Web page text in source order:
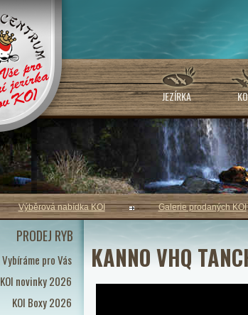
JEZÍRKA
PRODEJ RYB
Vybíráme pro Vás
KOI novinky 2026
KOI Boxy 2026
Výběrová nabídka KOI Galerie prodaných KOI
KANNO VHQ